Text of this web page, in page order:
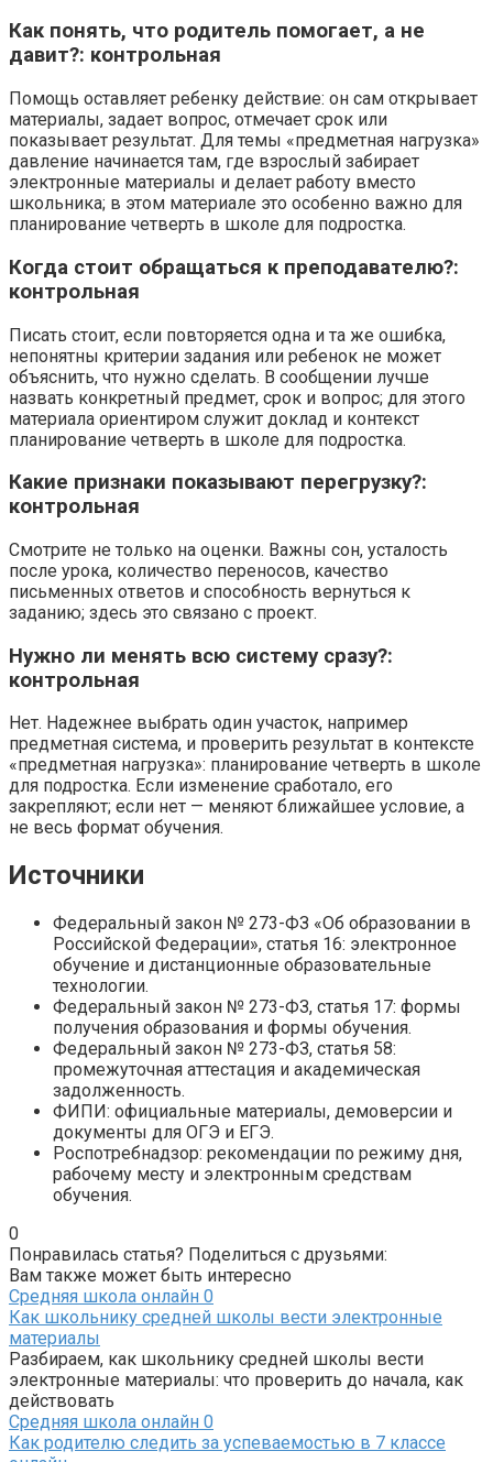
Как понять, что родитель помогает, а не
давит?: контрольная
Помощь оставляет ребенку действие: он сам открывает
материалы, задает вопрос, отмечает срок или
показывает результат. Для темы «предметная нагрузка»
давление начинается там, где взрослый забирает
электронные материалы и делает работу вместо
школьника; в этом материале это особенно важно для
планирование четверть в школе для подростка.
Когда стоит обращаться к преподавателю?:
контрольная
Писать стоит, если повторяется одна и та же ошибка,
непонятны критерии задания или ребенок не может
объяснить, что нужно сделать. В сообщении лучше
назвать конкретный предмет, срок и вопрос; для этого
материала ориентиром служит доклад и контекст
планирование четверть в школе для подростка.
Какие признаки показывают перегрузку?:
контрольная
Смотрите не только на оценки. Важны сон, усталость
после урока, количество переносов, качество
письменных ответов и способность вернуться к
заданию; здесь это связано с проект.
Нужно ли менять всю систему сразу?:
контрольная
Нет. Надежнее выбрать один участок, например
предметная система, и проверить результат в контексте
«предметная нагрузка»: планирование четверть в школе
для подростка. Если изменение сработало, его
закрепляют; если нет — меняют ближайшее условие, а
не весь формат обучения.
Источники
Федеральный закон № 273-ФЗ «Об образовании в
Российской Федерации», статья 16: электронное
обучение и дистанционные образовательные
технологии.
Федеральный закон № 273-ФЗ, статья 17: формы
получения образования и формы обучения.
Федеральный закон № 273-ФЗ, статья 58:
промежуточная аттестация и академическая
задолженность.
ФИПИ: официальные материалы, демоверсии и
документы для ОГЭ и ЕГЭ.
Роспотребнадзор: рекомендации по режиму дня,
рабочему месту и электронным средствам
обучения.
0
Понравилась статья? Поделиться с друзьями:
Вам также может быть интересно
Средняя школа онлайн 0
Как школьнику средней школы вести электронные
материалы
Разбираем, как школьнику средней школы вести
электронные материалы: что проверить до начала, как
действовать
Средняя школа онлайн 0
Как родителю следить за успеваемостью в 7 классе